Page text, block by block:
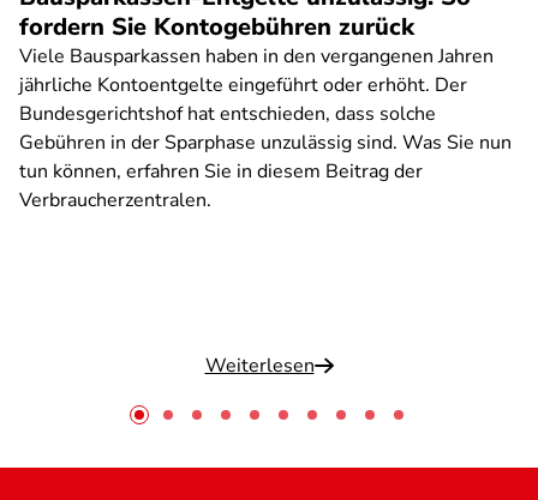
fordern Sie Kontogebühren zurück
Viele Bausparkassen haben in den vergangenen Jahren
jährliche Kontoentgelte eingeführt oder erhöht. Der
Bundesgerichtshof hat entschieden, dass solche
Gebühren in der Sparphase unzulässig sind. Was Sie nun
tun können, erfahren Sie in diesem Beitrag der
Verbraucherzentralen.
Weiterlesen